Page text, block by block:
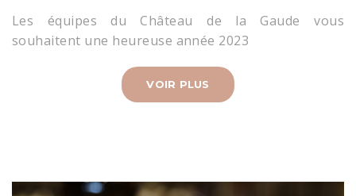
Les équipes du Château de la Gaude vous
souhaitent une heureuse année 2023
VOIR PLUS